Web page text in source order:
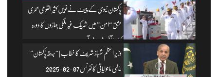
پاکستان نیوی کے چیف نے نویں کثیر القومی بحری
مشق “امن” میں شریک غیر ملکی جہازوں کا دورہ
کیا۔ | آئی ایس پی آر
وزیرِ اعظم شہباز شریف کا خطاب | “بریتھ پاکستان”
عالمی ماحولیاتی کانفرنس 07-02-2025